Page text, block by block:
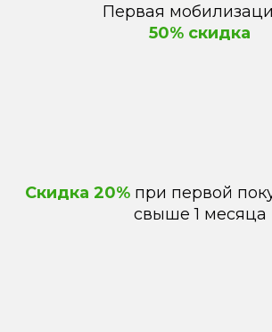
Первая
50% скидка
Скидка 20% при первой
свыше 1 месяца